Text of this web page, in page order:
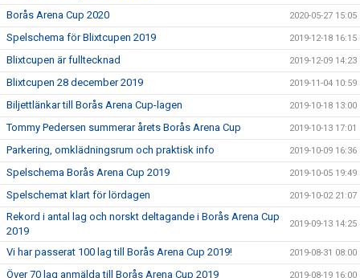
Borås Arena Cup 2020 2020-05-27 15:05
Spelschema för Blixtcupen 2019 2019-12-18 16:15
Blixtcupen är fulltecknad 2019-12-09 14:23
Blixtcupen 28 december 2019 2019-11-04 10:59
Biljettlänkar till Borås Arena Cup-lagen 2019-10-18 13:00
Tommy Pedersen summerar årets Borås Arena Cup 2019-10-13 17:01
Parkering, omklädningsrum och praktisk info 2019-10-09 16:36
Spelschema Borås Arena Cup 2019 2019-10-05 19:49
Spelschemat klart för lördagen 2019-10-02 21:07
Rekord i antal lag och norskt deltagande i Borås Arena Cup
2019
2019-09-13 14:25
Vi har passerat 100 lag till Borås Arena Cup 2019! 2019-08-31 08:00
Över 70 lag anmälda till Borås Arena Cup 2019 2019-08-19 16:00